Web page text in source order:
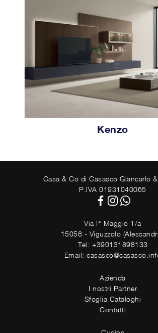
Kenzo
Casa & Co di Casasco Giancarlo
P.IVA 01931040065
Via I° Maggio 1/a
15058 - Viguzzolo
Tel: +390131898133
Email:
Azienda
I nostri Partner
Sfoglia Cataloghi
Contatti